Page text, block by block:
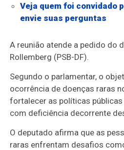
Veja quem foi convidado
envie suas perguntas
A reunião atende a pedido do
Rollemberg (PSB-DF).
Segundo o parlamentar, o
ocorrência de doenças raras
fortalecer as políticas
com deficiência decorrente
O deputado afirma que as
raras enfrentam desafios